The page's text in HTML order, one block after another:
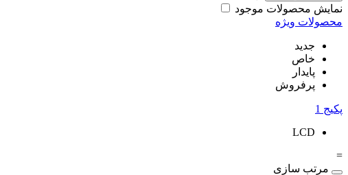
نمایش محصولات موجود
محصولات ویژه
جدید
خاص
پایدار
پرفروش
پکیج 1
LCD
=
مرتب سازی